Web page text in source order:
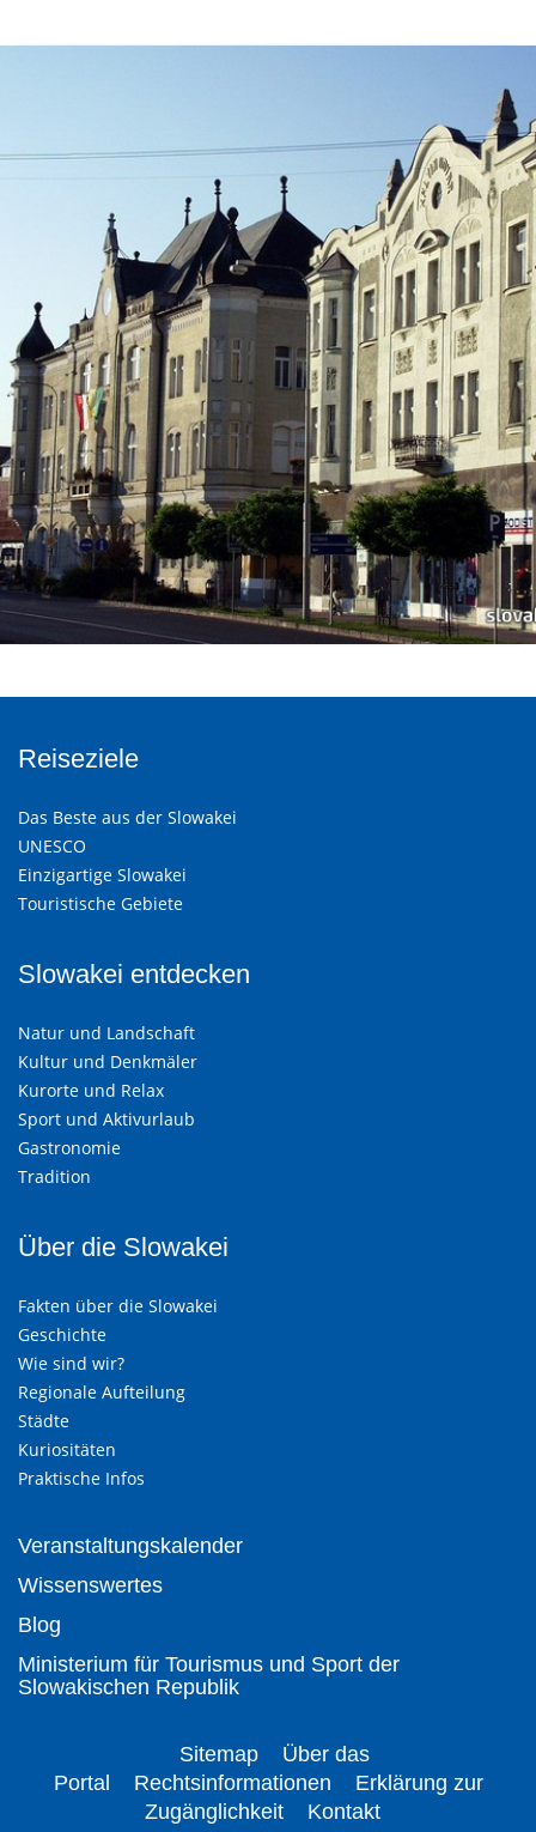
Reiseziele
Das Beste aus der Slowakei
UNESCO
Einzigartige Slowakei
Touristische Gebiete
Slowakei entdecken
Natur und Landschaft
Kultur und Denkmäler
Kurorte und Relax
Sport und Aktivurlaub
Gastronomie
Tradition
Über die Slowakei
Fakten über die Slowakei
Geschichte
Wie sind wir?
Regionale Aufteilung
Städte
Kuriositäten
Praktische Infos
Veranstaltungskalender
Wissenswertes
Blog
Ministerium für Tourismus und Sport der
Slowakischen Republik
Sitemap
Über das
Portal
Rechtsinformationen
Erklärung zur
Zugänglichkeit
Kontakt